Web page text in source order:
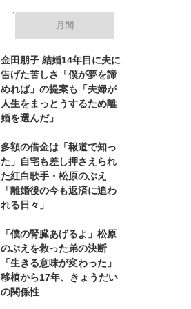
月間
金田朋子 結婚14年目に夫に
告げた苦しさ「僕が夢を諦
めれば」の提案も「夫婦が
人生をまっとうするため離
婚を選んだ」
多額の借金は「報道で知っ
た」自宅も差し押さえられ
た紅白歌手・松原のぶえ
「離婚後の今も返済に追わ
れる日々」
「僕の腎臓あげるよ」松原
のぶえを救った弟の決断
「生きる意味が変わった」
移植から17年、きょうだい
の関係性